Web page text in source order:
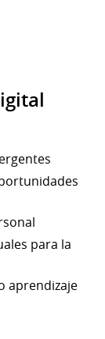
para la
aprendizaje